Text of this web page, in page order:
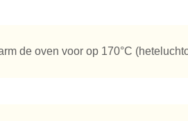
de oven voor op 170°C